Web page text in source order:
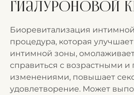
гиалуроновой
Биоревитализация
процедура, которая
интимной зоны,
справиться с возрастными
изменениями, повышает
удовлетворение. Может